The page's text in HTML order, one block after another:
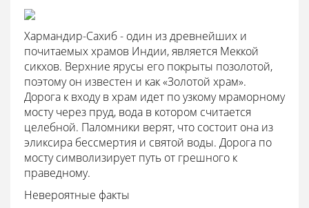
Хармандир-Сахиб - один из древнейших и
почитаемых храмов Индии, является Меккой
сикхов. Верхние ярусы его покрыты позолотой,
поэтому он известен и как «Золотой храм».
Дорога к входу в храм идет по узкому мраморному
мосту через пруд, вода в котором считается
целебной. Паломники верят, что состоит она из
эликсира бессмертия и святой воды. Дорога по
мосту символизирует путь от грешного к
праведному.
Невероятные факты